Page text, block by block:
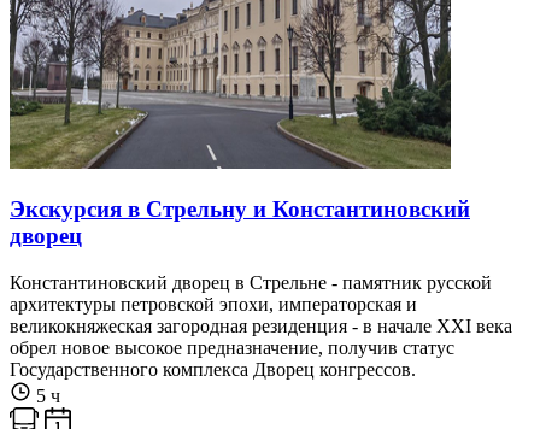
Экскурсия в Стрельну и Константиновский
дворец
Константиновский дворец в Стрельне - памятник русской
архитектуры петровской эпохи, императорская и
великокняжеская загородная резиденция - в начале XXI века
обрел новое высокое предназначение, получив статус
Государственного комплекса Дворец конгрессов.
5 ч